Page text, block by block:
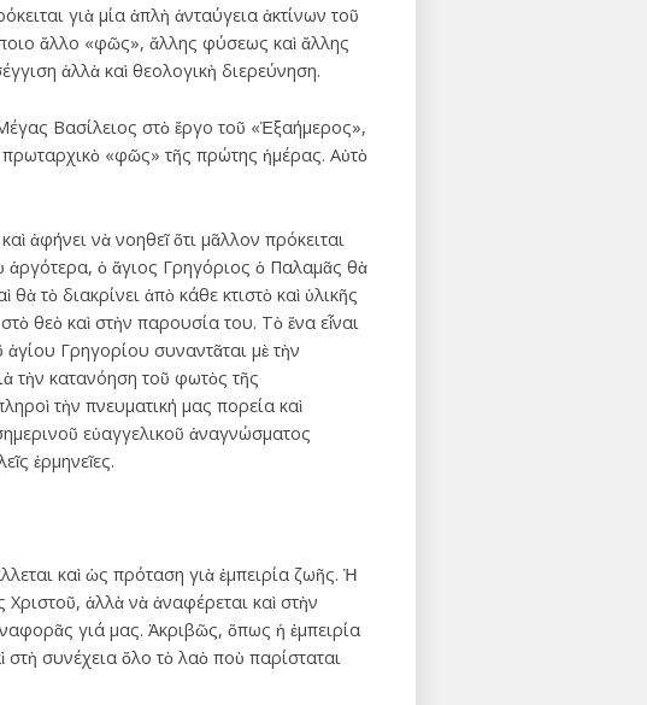
γιὰ μία ἁπλὴ ἀνταύγεια ἀκτίνων τοῦ
ἄλλο «φῶς», ἄλλης φύσεως καὶ ἄλλης
ἀλλὰ καὶ θεολογικὴ διερεύνηση.
Βασίλειος στὸ ἔργο τοῦ «Ἑξαήμερος»,
πρωταρχικὸ «φῶς» τῆς πρώτης ἡμέρας. Αὐτὸ
ἀφήνει νὰ νοηθεῖ ὅτι μᾶλλον πρόκειται
ὁ ἅγιος Γρηγόριος ὁ Παλαμᾶς θὰ
τὸ διακρίνει ἀπὸ κάθε κτιστὸ καὶ ὑλικῆς
θεὸ καὶ στὴν παρουσία του. Τὸ ἕνα εἶναι
Γρηγορίου συναντᾶται μὲ τὴν
τὴν κατανόηση τοῦ φωτὸς τῆς
τὴν πνευματική μας πορεία καὶ
εὐαγγελικοῦ ἀναγνώσματος
ἑρμηνεῖες.
καὶ ὡς πρόταση γιὰ ἐμπειρία ζωῆς. Ἡ
ἀλλὰ νὰ ἀναφέρεται καὶ στὴν
γιά μας. Ἀκριβῶς, ὅπως ἡ ἐμπειρία
συνέχεια ὅλο τὸ λαὸ ποὺ παρίσταται